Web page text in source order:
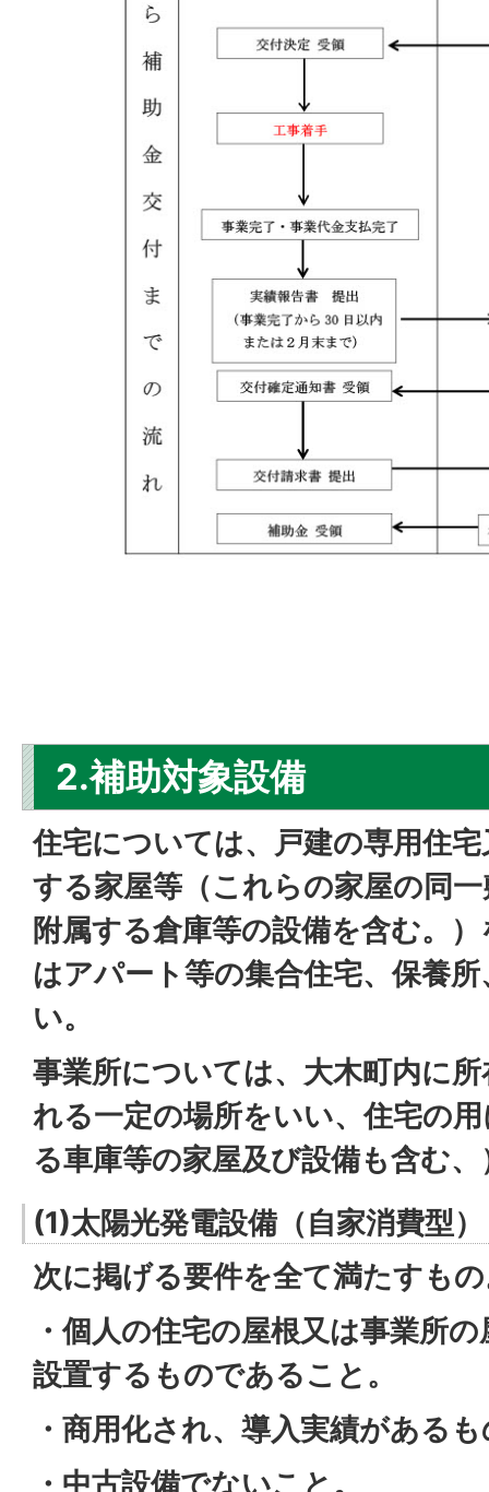
2.補助対象設備
住宅については、戸建の専用住
する家屋等（これらの家屋の同
附属する倉庫等の設備を含む。
はアパート等の集合住宅、保養
い。
事業所については、大木町内に
れる一定の場所をいい、住宅の
る車庫等の家屋及び設備も含む
(1)太陽光発電設備（自家消費型）
次に掲げる要件を全て満たすも
・個人の住宅の屋根又は事業所
設置するものであること。
・商用化され、導入実績がある
・中古設備でないこと。